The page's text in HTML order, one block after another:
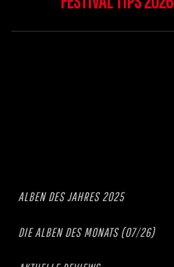
ALBEN DES JAHRES 2025
DIE ALBEN DES MONATS (07/26)